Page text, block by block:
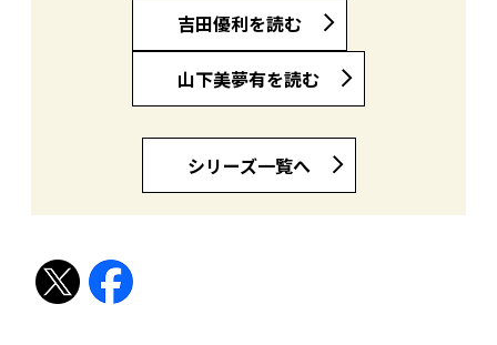
吉田優利を読む
山下美夢有を読む
シリーズ一覧へ